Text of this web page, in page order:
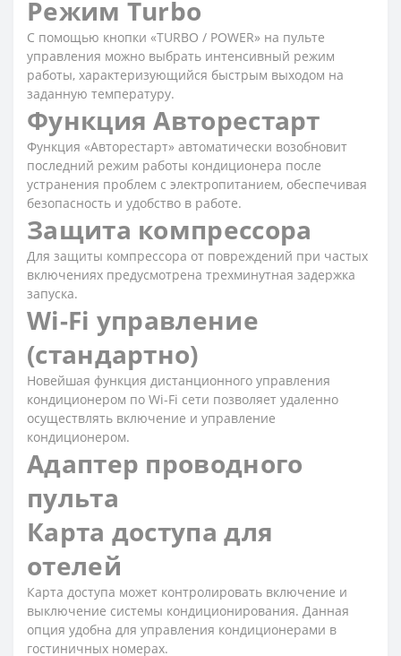
Режим Turbo
С помощью кнопки «TURBO / POWER» на пульте
управления можно выбрать интенсивный режим
работы, характеризующийся быстрым выходом на
заданную температуру.
Функция Авторестарт
Функция «Авторестарт» автоматически возобновит
последний режим работы кондиционера после
устранения проблем с электропитанием, обеспечивая
безопасность и удобство в работе.
Защита компрессора
Для защиты компрессора от повреждений при частых
включениях предусмотрена трехминутная задержка
запуска.
Wi-Fi управление
(стандартно)
Новейшая функция дистанционного управления
кондиционером по Wi-Fi сети позволяет удаленно
осуществлять включение и управление
кондиционером.
Адаптер проводного
пульта
Карта доступа для
отелей
Карта доступа может контролировать включение и
выключение системы кондиционирования. Данная
опция удобна для управления кондиционерами в
гостиничных номерах.